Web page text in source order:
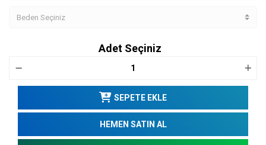
Adet Seçiniz
SEPETE EKLE
HEMEN SATIN AL